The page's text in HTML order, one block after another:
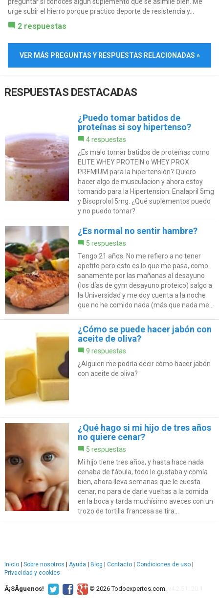
urge subir el hierro porque practico deporte de resistencia y...
2 respuestas
VER MÁS PREGUNTAS Y RESPUESTAS RELACIONADAS »
RESPUESTAS DESTACADAS
¿Puedo tomar batidos de
proteínas si soy hipertenso?
4 respuestas
¿Es malo tomar batidos de proteínas como
ELITE WHEY PROTEIN o WHEY PROX
PREMIUM para la hipertensión? Quiero
hacer algo de musculacion y ahora estoy
tomando para la Hipertension: Enalapril 5mg
y Bisoprolol 5mg. ¿Qué suplementos puedo
y no puedo tomar?
¿Es normal no sentir hambre?
5 respuestas
Tengo 21 años. No me refiero a no tener
apetito pero esto es lo que me pasa, como
sanamente por las mañanas al desayuno
(los días de gym desayuno proteico) salgo a
la Universidad y me doy cuenta a la noche
que no he comido nada (más que nada me...
¿Cómo se puede hacer jabón con
aceite de oliva?
9 respuestas
¿Alguien me podría decir cómo hacer jabón
con aceite de oliva?
¿Qué hago si mi hijo de tres años
no quiere cenar?
5 respuestas
Mi hijo tiene tres años, y hasta hace nada
cenaba de fábula, todo le gustaba y comía
bien, ahora lleva semanas que le cuesta
cenar, no para de darle vueltas a la comida
en la boca y tarda muchísimo aveces con un
trozo de tortilla francesa se tira...
Inicio Sobre nosotros Ayuda Blog Contacto Condiciones de uso
Privacidad y cookies
Â¡SÃ­guenos! © 2026 Todoexpertos.com.